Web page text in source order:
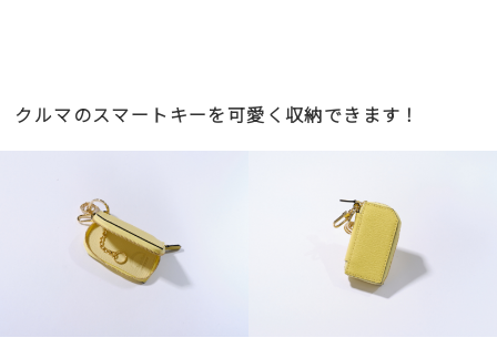
クルマのスマートキーを可愛く収納できます！